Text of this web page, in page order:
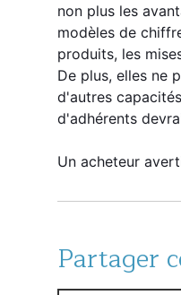
non plus les
modèles de
produits, les
De plus, elles ne
d'autres
d'adhérents
Un acheteur
Partager